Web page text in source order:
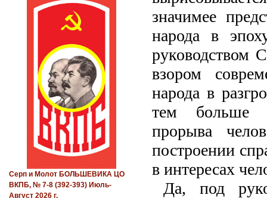
значимее
народа в
руководством
взором
народа в
тем больше
прорыва
построении
в интересах
Да, под
Серп и Молот БОЛЬШЕВИКА ЦО
ВКПБ, № 7-8 (392-393) Июль-
Август 2026 г.